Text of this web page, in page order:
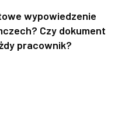
wypowiedzenie
Czy dokument
pracownik?